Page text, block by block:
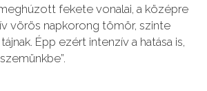
fekete vonalai, a középre
vörös napkorong tömör, szinte
Épp ezért intenzív a hatása is,